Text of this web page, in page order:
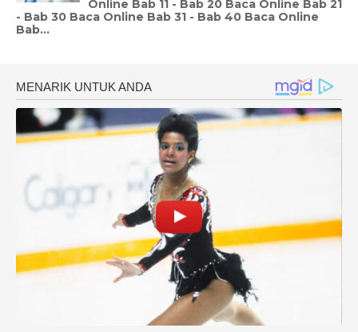
Online Bab 11 - Bab 20 Baca Online Bab 21
- Bab 30 Baca Online Bab 31 - Bab 40 Baca Online
Bab...